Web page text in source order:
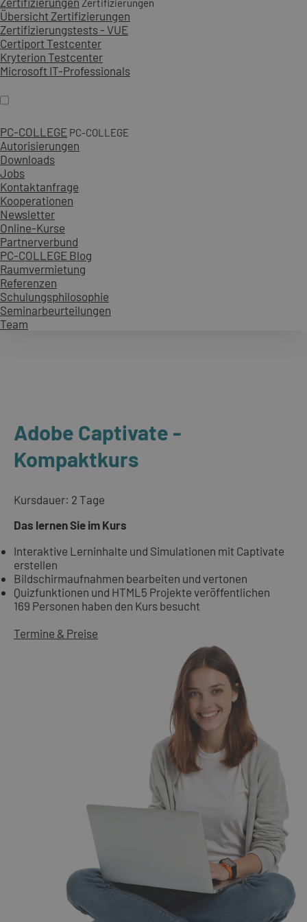
Zertifizierungen
Übersicht Zertifizierungen
Zertifizierungstests - VUE
Certiport Testcenter
Kryterion Testcenter
Microsoft IT-Professionals
PC-COLLEGE PC-COLLEGE
Autorisierungen
Downloads
Jobs
Kontaktanfrage
Kooperationen
Newsletter
Online-Kurse
Partnerverbund
PC-COLLEGE Blog
Raumvermietung
Referenzen
Schulungsphilosophie
Seminarbeurteilungen
Team
Adobe Captivate -
Kompaktkurs
Kursdauer: 2 Tage
Das lernen Sie im Kurs
Interaktive Lerninhalte und Simulationen mit Captivate
erstellen
Bildschirmaufnahmen bearbeiten und vertonen
Quizfunktionen und HTML5 Projekte veröffentlichen
169 Personen haben den Kurs besucht
Termine & Preise